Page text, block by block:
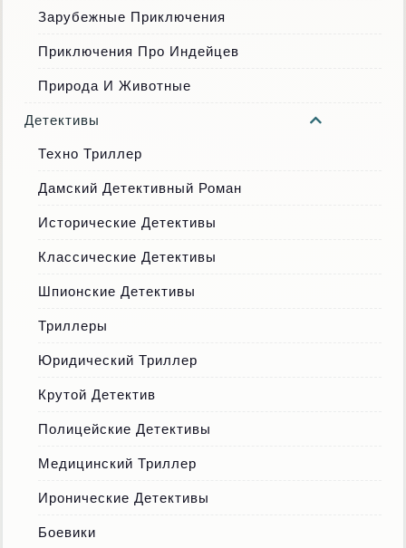
Зарубежные Приключения
Приключения Про Индейцев
Природа И Животные
Детективы
Техно Триллер
Дамский Детективный Роман
Исторические Детективы
Классические Детективы
Шпионские Детективы
Триллеры
Юридический Триллер
Крутой Детектив
Полицейские Детективы
Медицинский Триллер
Иронические Детективы
Боевики